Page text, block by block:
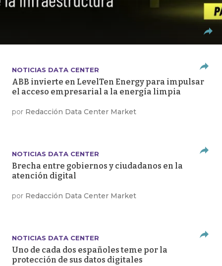
NOTICIAS DATA CENTER
ABB invierte en LevelTen Energy para impulsar
el acceso empresarial a la energía limpia
por Redacción Data Center Market
NOTICIAS DATA CENTER
Brecha entre gobiernos y ciudadanos en la
atención digital
por Redacción Data Center Market
NOTICIAS DATA CENTER
Uno de cada dos españoles teme por la
protección de sus datos digitales